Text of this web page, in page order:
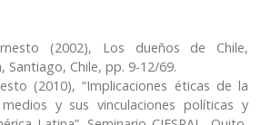
(2002), Los dueños de Chile,
Santiago, Chile, pp. 9-12/69.
(2010), “Implicaciones éticas de la
y sus vinculaciones políticas y